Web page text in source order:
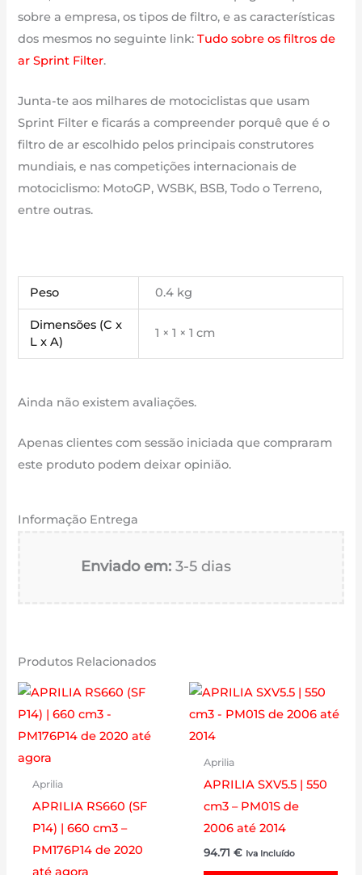
sobre a empresa, os tipos de filtro, e as características
dos mesmos no seguinte link:Tudo sobre os filtros de
ar Sprint Filter.
Junta-te aos milhares de motociclistas que usam
Sprint Filter e ficarás a compreender porquê que é o
filtro de ar escolhido pelos principais construtores
mundiais, e nas competições internacionais de
motociclismo: MotoGP, WSBK, BSB, Todo o Terreno,
entre outras.
Peso 0.4 kg
Dimensões (C x
L x A)
1 × 1 × 1 cm
Ainda não existem avaliações.
Apenas clientes com sessão iniciada que compraram
este produto podem deixar opinião.
Informação Entrega
Enviado em: 3-5 dias
Produtos Relacionados
Aprilia
APRILIA RS660 (SF
P14) | 660 cm3 –
PM176P14 de 2020
Aprilia
APRILIA SXV5.5 | 550
cm3 – PM01S de
2006 até 2014
94.71 € Iva Incluído